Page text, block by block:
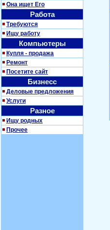
Она ищет Его
Работа
Требуются
Ищу работу
Компьютеры
Купля - продажа
Ремонт
Посетите сайт
Бизнесс
Деловые предложения
Услуги
Разное
Ищу родных
Прочее